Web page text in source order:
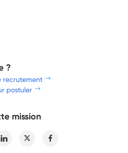
?
recrutement
postuler
mission
Linkedin Twitter